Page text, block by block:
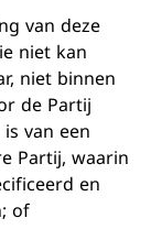
van deze
niet kan
niet binnen
de Partij
van een
Partij, waarin
en
of